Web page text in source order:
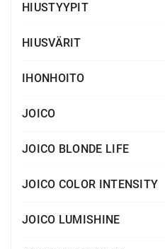
HIUSTYYPIT
HIUSVÄRIT
IHONHOITO
JOICO
JOICO BLONDE LIFE
JOICO COLOR INTENSITY
JOICO LUMISHINE